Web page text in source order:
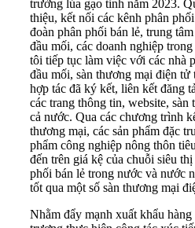
trường lúa gạo tỉnh năm 2023.
thiệu, kết nối các kênh phân
đoàn phân phối bán lẻ, trung
đầu mối, các doanh nghiệp
tôi tiếp tục làm việc với các nhà
đầu mối, sàn thương mại điện tử
hợp tác đã ký kết, liên kết đăng
các trang thông tin, website,
cả nước. Qua các chương trình
thương mại, các sản phẩm đặc
phẩm công nghiệp nông thôn
đến trên giá kệ của chuỗi siêu
phối bán lẻ trong nước và nước
tốt qua một số sàn thương mại
Nhằm đẩy mạnh xuất khẩu